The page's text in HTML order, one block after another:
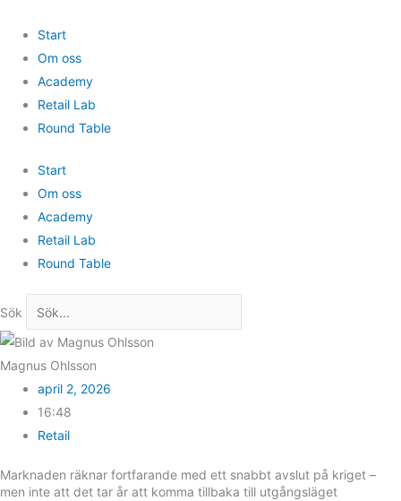
innehåll
Start
Om oss
Academy
Retail Lab
Round Table
Start
Om oss
Academy
Retail Lab
Round Table
Sök
Magnus Ohlsson
april 2, 2026
16:48
Retail
Marknaden räknar fortfarande med ett snabbt avslut på kriget –
men inte att det tar år att komma tillbaka till utgångsläget